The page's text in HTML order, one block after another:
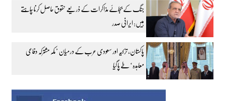
جنگ کے بجائے مذاکرات کے ذریعے حقوق حاصل کرنا چاہتے
ہیں: ایرانی صدر
پاکستان، ترکیہ اور سعودی عرب کے درمیان ’مکہ مشترکہ دفاعی
معاہدہ‘ طے پا گیا